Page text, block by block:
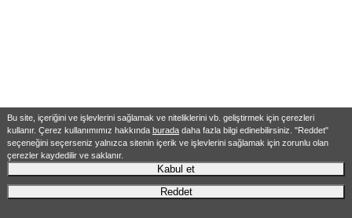
Bu site, içeriğini ve işlevlerini sağlamak ve niteliklerini vb. geliştirmek için çerezleri
kullanır. Çerez kullanımımız hakkında buradadaha fazla bilgi edinebilirsiniz. "Reddet"
seçeneğini seçerseniz yalnızca sitenin içerik ve işlevlerini sağlamak için zorunlu olan
çerezler kaydedilir ve saklanır.
Kabul et
Reddet